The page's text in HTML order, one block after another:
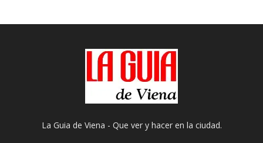
La Guia de Viena - Que ver y hacer en la ciudad.